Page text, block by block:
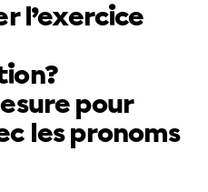
l’exercice
pour
les pronoms